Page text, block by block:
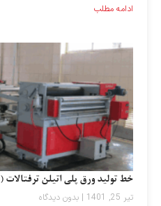
ادامه مطلب
خط تولید ورق پلی اتیلن ترفتالات (PET)
تیر 25, 1401 بدون دیدگاه